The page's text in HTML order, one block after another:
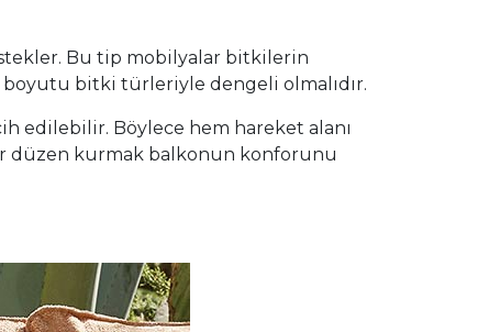
Bu tip mobilyalar bitkilerin
boyutu bitki türleriyle dengeli olmalıdır.
edilebilir. Böylece hem hareket alanı
düzen kurmak balkonun konforunu